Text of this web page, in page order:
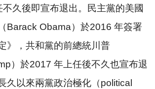
不久後即宣布退出。民主黨的美國
Barack Obama）於2016 年簽署
》，共和黨的前總統川普
）於2017 年上任後不久也宣布退
久以來兩黨政治極化（political